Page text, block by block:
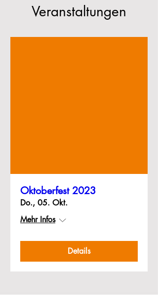
Veranstaltungen
Oktoberfest 2023
Do., 05. Okt.
Mehr Infos
Details